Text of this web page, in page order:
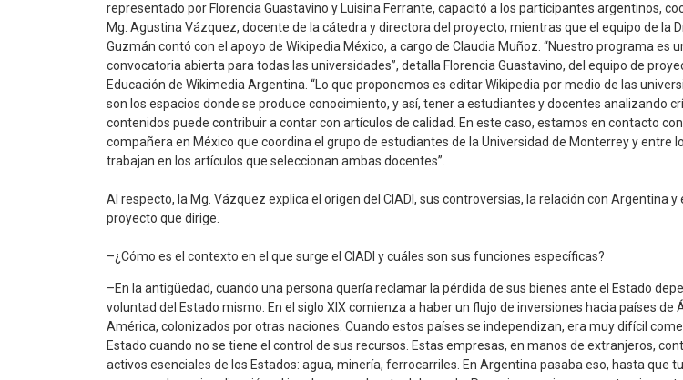
representado por Florencia Guastavino y Luisina Ferrante, capacitó a los participantes argentinos,
Mg. Agustina Vázquez, docente de la cátedra y directora del proyecto; mientras que el equipo de la
Guzmán contó con el apoyo de Wikipedia México, a cargo de Claudia Muñoz. “Nuestro programa es
convocatoria abierta para todas las universidades”, detalla Florencia Guastavino, del equipo de
Educación de Wikimedia Argentina. “Lo que proponemos es editar Wikipedia por medio de las
son los espacios donde se produce conocimiento, y así, tener a estudiantes y docentes analizando
contenidos puede contribuir a contar con artículos de calidad. En este caso, estamos en contacto
compañera en México que coordina el grupo de estudiantes de la Universidad de Monterrey y entre
trabajan en los artículos que seleccionan ambas docentes”.
Al respecto, la Mg. Vázquez explica el origen del CIADI, sus controversias, la relación con Argentina y
proyecto que dirige.
–¿Cómo es el contexto en el que surge el CIADI y cuáles son sus funciones específicas?
–En la antigüedad, cuando una persona quería reclamar la pérdida de sus bienes ante el Estado
voluntad del Estado mismo. En el siglo XIX comienza a haber un flujo de inversiones hacia países de
América, colonizados por otras naciones. Cuando estos países se independizan, era muy difícil
Estado cuando no se tiene el control de sus recursos. Estas empresas, en manos de extranjeros,
activos esenciales de los Estados: agua, minería, ferrocarriles. En Argentina pasaba eso, hasta que